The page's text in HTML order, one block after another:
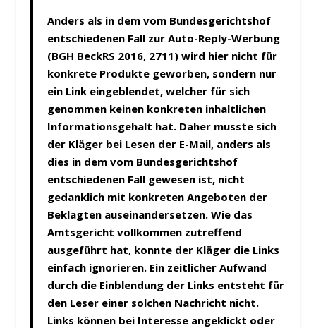
Anders als in dem vom Bundesgerichtshof
entschiedenen Fall zur Auto-Reply-Werbung
(BGH BeckRS 2016, 2711) wird hier nicht für
konkrete Produkte geworben, sondern nur
ein Link eingeblendet, welcher für sich
genommen keinen konkreten inhaltlichen
Informationsgehalt hat. Daher musste sich
der Kläger bei Lesen der E-Mail, anders als
dies in dem vom Bundesgerichtshof
entschiedenen Fall gewesen ist, nicht
gedanklich mit konkreten Angeboten der
Beklagten auseinandersetzen. Wie das
Amtsgericht vollkommen zutreffend
ausgeführt hat, konnte der Kläger die Links
einfach ignorieren. Ein zeitlicher Aufwand
durch die Einblendung der Links entsteht für
den Leser einer solchen Nachricht nicht.
Links können bei Interesse angeklickt oder